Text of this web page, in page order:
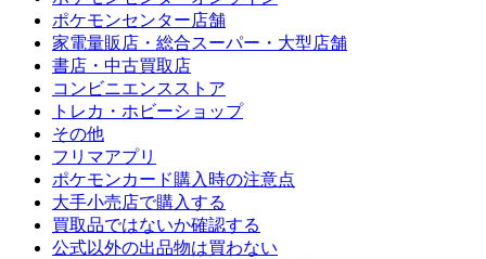
ポケモンセンター店舗
家電量販店・総合スーパー・大型店舗
書店・中古買取店
コンビニエンスストア
トレカ・ホビーショップ
その他
フリマアプリ
ポケモンカード購入時の注意点
大手小売店で購入する
買取品ではないか確認する
公式以外の出品物は買わない